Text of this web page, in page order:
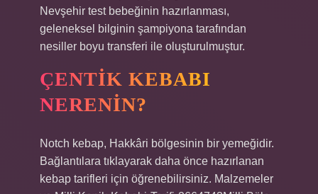
Nevşehir test bebeğinin hazırlanması,
geleneksel bilginin şampiyona tarafından
nesiller boyu transferi ile oluşturulmuştur.
ÇENTIK KEBABI
NERENIN?
Notch kebap, Hakkâri bölgesinin bir yemeğidir.
Bağlantılara tıklayarak daha önce hazırlanan
kebap tarifleri için öğrenebilirsiniz. Malzemeler